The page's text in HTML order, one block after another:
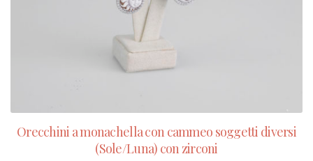
Orecchini a monachella con cammeo soggetti diversi
(Sole/Luna) con zirconi